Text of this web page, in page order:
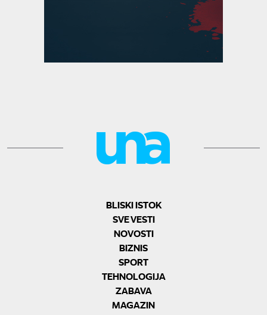
BLISKI ISTOK
SVE VESTI
NOVOSTI
BIZNIS
SPORT
TEHNOLOGIJA
ZABAVA
MAGAZIN